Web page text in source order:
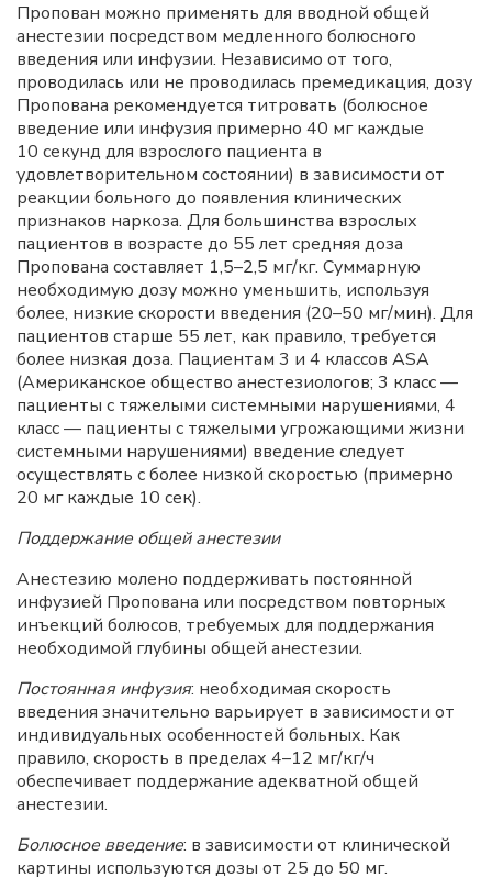
Пропован можно применять для вводной общей
анестезии посредством медленного болюсного
введения или инфузии. Независимо от того,
проводилась или не проводилась премедикация, дозу
Пропована рекомендуется титровать (болюсное
введение или инфузия примерно 40 мг каждые
10 секунд для взрослого пациента в
удовлетворительном состоянии) в зависимости от
реакции больного до появления клинических
признаков наркоза. Для большинства взрослых
пациентов в возрасте до 55 лет средняя доза
Пропована составляет 1,5–2,5 мг/кг. Суммарную
необходимую дозу можно уменьшить, используя
более, низкие скорости введения (20–50 мг/мин). Для
пациентов старше 55 лет, как правило, требуется
более низкая доза. Пациентам 3 и 4 классов ASA
(Американское общество анестезиологов; 3 класс —
пациенты с тяжелыми системными нарушениями, 4
класс — пациенты с тяжелыми угрожающими жизни
системными нарушениями) введение следует
осуществлять с более низкой скоростью (примерно
20 мг каждые 10 сек).
Поддержание общей анестезии
Анестезию молено поддерживать постоянной
инфузией Пропована или посредством повторных
инъекций болюсов, требуемых для поддержания
необходимой глубины общей анестезии.
Постоянная инфузия: необходимая скорость
введения значительно варьирует в зависимости от
индивидуальных особенностей больных. Как
правило, скорость в пределах 4–12 мг/кг/ч
обеспечивает поддержание адекватной общей
анестезии.
Болюсное введение: в зависимости от клинической
картины используются дозы от 25 до 50 мг.